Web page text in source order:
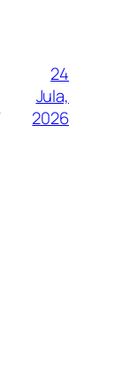
24
Jula,
2026